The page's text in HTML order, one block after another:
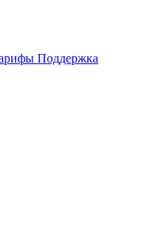
Поддержка